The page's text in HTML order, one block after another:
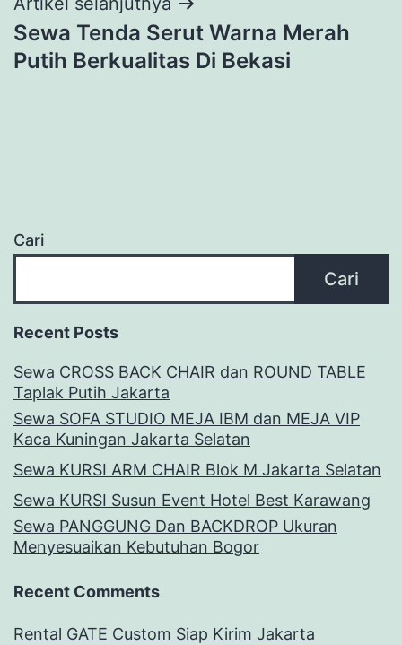
Sewa Tenda Serut Warna Merah
Putih Berkualitas Di Bekasi
Cari
Cari
Recent Posts
Sewa CROSS BACK CHAIR dan ROUND TABLE
Taplak Putih Jakarta
Sewa SOFA STUDIO MEJA IBM dan MEJA VIP
Kaca Kuningan Jakarta Selatan
Sewa KURSI ARM CHAIR Blok M Jakarta Selatan
Sewa KURSI Susun Event Hotel Best Karawang
Sewa PANGGUNG Dan BACKDROP Ukuran
Menyesuaikan Kebutuhan Bogor
Recent Comments
Rental GATE Custom Siap Kirim Jakarta